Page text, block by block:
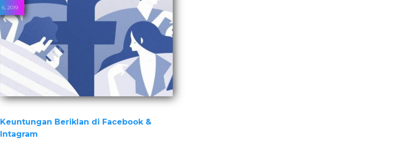
6, 2019
Keuntungan Beriklan di Facebook &
Intagram